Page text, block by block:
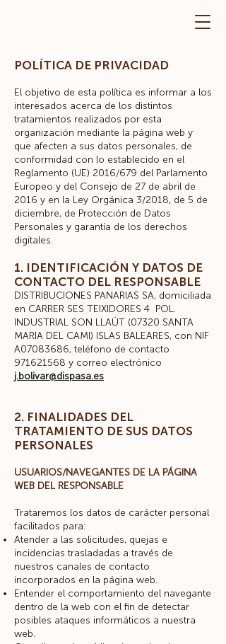
POLÍTICA DE PRIVACIDAD
El objetivo de esta política es informar a los
interesados acerca de los distintos
tratamientos realizados por esta
organización mediante la página web y
que afecten a sus datos personales, de
conformidad con lo establecido en el
Reglamento (UE) 2016/679 del Parlamento
Europeo y del Consejo de 27 de abril de
2016 y en la Ley Orgánica 3/2018, de 5 de
diciembre, de Protección de Datos
Personales y garantía de los derechos
digitales.
1. IDENTIFICACIÓN Y DATOS DE
CONTACTO DEL RESPONSABLE
DISTRIBUCIONES PANARIAS SA, domiciliada
en CARRER SES TEIXIDORES 4 POL.
INDUSTRIAL SON LLAÜT (07320 SANTA
MARIA DEL CAMI) ISLAS BALEARES, con NIF
A07083686, teléfono de contacto
971621568 y correo electrónico
j.bolivar@dispasa.es
2. FINALIDADES DEL
TRATAMIENTO DE SUS DATOS
PERSONALES
USUARIOS/NAVEGANTES DE LA PÁGINA
WEB DEL RESPONSABLE
Trataremos los datos de carácter personal
facilitados para:
Atender a las solicitudes, quejas e
incidencias trasladadas a través de
nuestros canales de contacto
incorporados en la página web.
Entender el comportamiento del navegante
dentro de la web con el fin de detectar
posibles ataques informáticos a nuestra
web.